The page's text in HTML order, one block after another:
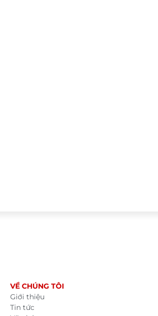
VỀ CHÚNG TÔI
Giới thiệu
Tin tức